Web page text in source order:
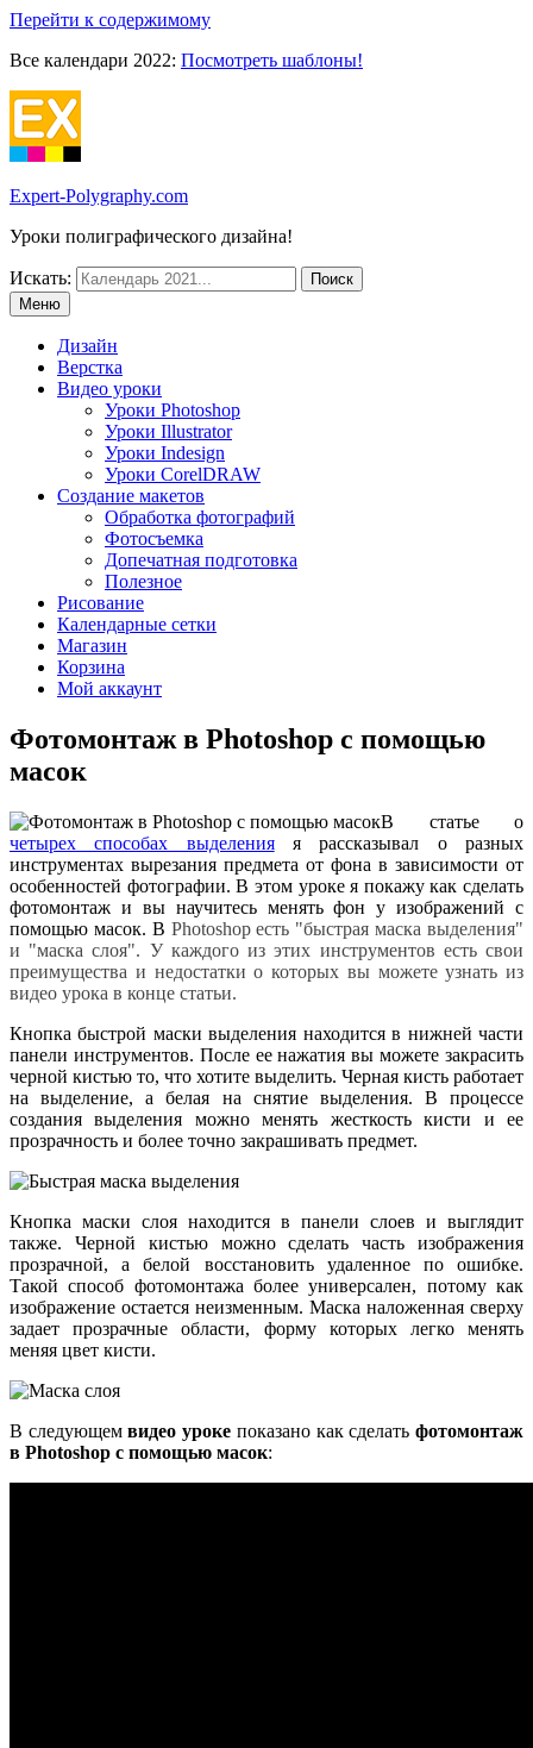
Перейти к содержимому
Все календари 2022: Посмотреть шаблоны!
Expert-Polygraphy.com
Уроки полиграфического дизайна!
Искать:
Меню
Дизайн
Верстка
Видео уроки
Уроки Photoshop
Уроки Illustrator
Уроки Indesign
Уроки CorelDRAW
Создание макетов
Обработка фотографий
Фотосъемка
Допечатная подготовка
Полезное
Рисование
Календарные сетки
Магазин
Корзина
Мой аккаунт
Фотомонтаж в Photoshop с помощью
масок
В статье о
четырех способах выделенияя рассказывал о разных
инструментах вырезания предмета от фона в зависимости от
особенностей фотографии. В этом уроке я покажу как сделать
фотомонтаж и вы научитесь менять фон у изображений с
помощью масок. В Photoshop есть "быстрая маска выделения"
и "маска слоя". У каждого из этих инструментов есть свои
преимущества и недостатки о которых вы можете узнать из
видео урока в конце статьи.
Кнопка быстрой маски выделения находится в нижней части
панели инструментов. После ее нажатия вы можете закрасить
черной кистью то, что хотите выделить. Черная кисть работает
на выделение, а белая на снятие выделения. В процессе
создания выделения можно менять жесткость кисти и ее
прозрачность и более точно закрашивать предмет.
Кнопка маски слоя находится в панели слоев и выглядит
также. Черной кистью можно сделать часть изображения
прозрачной, а белой восстановить удаленное по ошибке.
Такой способ фотомонтажа более универсален, потому как
изображение остается неизменным. Маска наложенная сверху
задает прозрачные области, форму которых легко менять
меняя цвет кисти.
В следующемвидео уроке показано как сделатьфотомонтаж
в Photoshop с помощью масок: